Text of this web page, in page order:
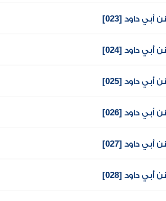
داود [023]
داود [024]
داود [025]
داود [026]
داود [027]
داود [028]